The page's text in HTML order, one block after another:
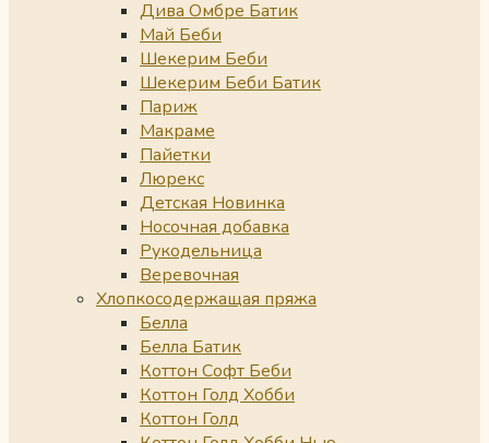
Дива Омбре Батик
Май Беби
Шекерим Беби
Шекерим Беби Батик
Париж
Макраме
Пайетки
Люрекс
Детская Новинка
Носочная добавка
Рукодельница
Веревочная
Хлопкосодержащая пряжа
Белла
Белла Батик
Коттон Софт Беби
Коттон Голд Хобби
Коттон Голд